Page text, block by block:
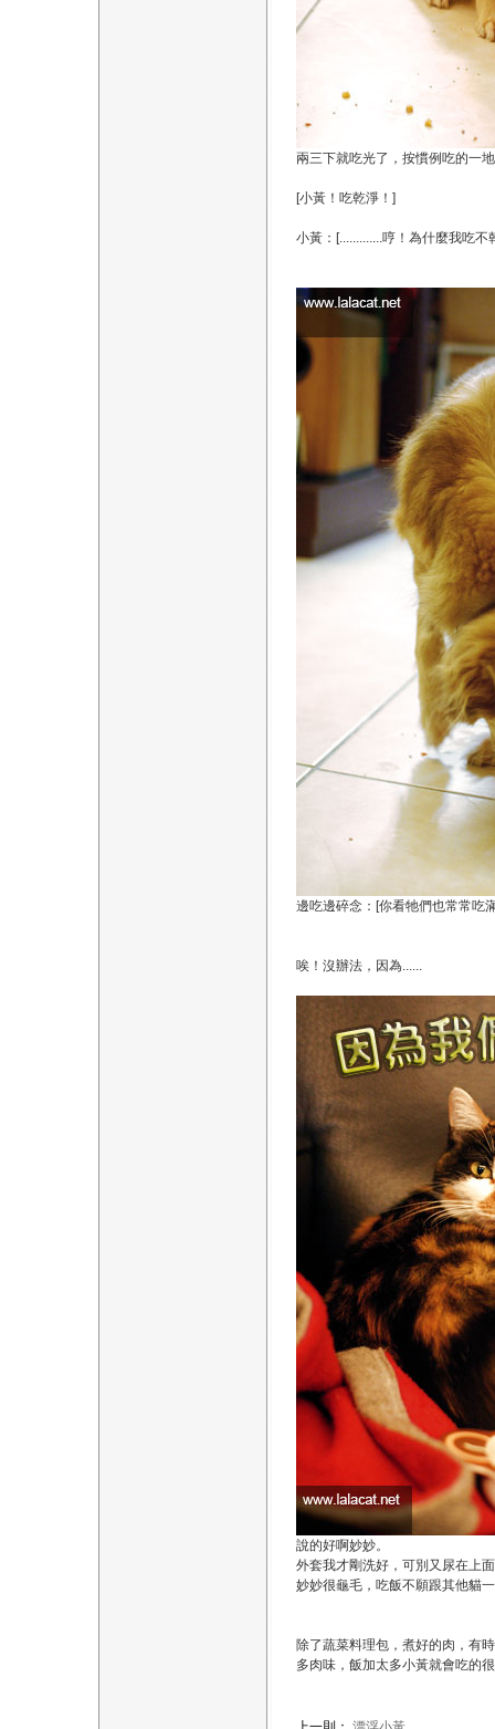
兩三下就吃光了，按慣例吃的一
[小黃！吃乾淨！]
小黃：[.............哼！為什麼我吃不
邊吃邊碎念：[你看牠們也常常吃
唉！沒辦法，因為......
說的好啊妙妙。
外套我才剛洗好，可別又尿在上
妙妙很龜毛，吃飯不願跟其他貓
除了蔬菜料理包，煮好的肉，有
多肉味，飯加太多小黃就會吃的